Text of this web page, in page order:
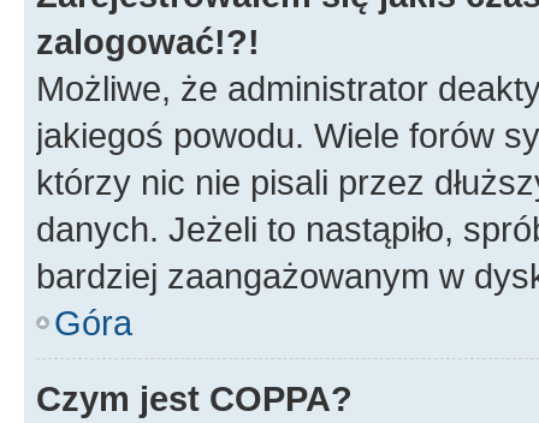
zalogować!?!
Możliwe, że administrator
jakiegoś powodu. Wiele forów
którzy nic nie pisali przez
danych. Jeżeli to nastąpiło,
bardziej zaangażowanym w
Góra
Czym jest COPPA?